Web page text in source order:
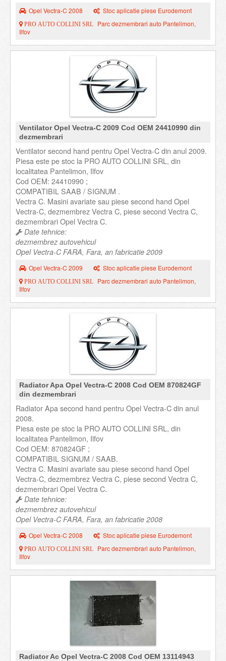
Opel Vectra-C 2008 Stoc aplicatie piese Eurodemont
PRO AUTO COLLINI SRL
Parc dezmembrari auto Pantelimon,
Ilfov
Ventilator Opel Vectra-C 2009 Cod OEM 24410990 din
dezmembrari
Ventilator second hand pentru Opel Vectra-C din anul 2009.
Piesa este pe stoc la PRO AUTO COLLINI SRL, din
localitatea Pantelimon, Ilfov
Cod OEM: 24410990 ;
COMPATIBIL SAAB / SIGNUM .
Vectra C. Masini avariate sau piese second hand Opel
Vectra-C, dezmembrez Vectra C, piese second Vectra C,
dezmembrari Opel Vectra C.
Date tehnice:
dezmembrez autovehicul
Opel Vectra-C FARA, Fara, an fabricatie 2009
Opel Vectra-C 2009 Stoc aplicatie piese Eurodemont
PRO AUTO COLLINI SRL
Parc dezmembrari auto Pantelimon,
Ilfov
Radiator Apa Opel Vectra-C 2008 Cod OEM 870824GF
din dezmembrari
Radiator Apa second hand pentru Opel Vectra-C din anul
2008.
Piesa este pe stoc la PRO AUTO COLLINI SRL, din
localitatea Pantelimon, Ilfov
Cod OEM: 870824GF ;
COMPATIBIL SIGNUM / SAAB.
Vectra C. Masini avariate sau piese second hand Opel
Vectra-C, dezmembrez Vectra C, piese second Vectra C,
dezmembrari Opel Vectra C.
Date tehnice:
dezmembrez autovehicul
Opel Vectra-C FARA, Fara, an fabricatie 2008
Opel Vectra-C 2008 Stoc aplicatie piese Eurodemont
PRO AUTO COLLINI SRL
Parc dezmembrari auto Pantelimon,
Ilfov
Radiator Ac Opel Vectra-C 2008 Cod OEM 13114943